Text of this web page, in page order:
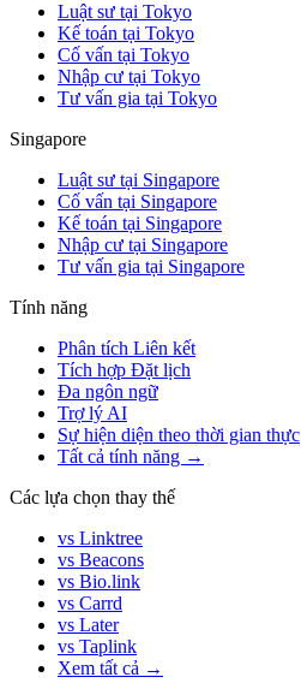
Luật sư tại Tokyo
Kế toán tại Tokyo
Cố vấn tại Tokyo
Nhập cư tại Tokyo
Tư vấn gia tại Tokyo
Singapore
Luật sư tại Singapore
Cố vấn tại Singapore
Kế toán tại Singapore
Nhập cư tại Singapore
Tư vấn gia tại Singapore
Tính năng
Phân tích Liên kết
Tích hợp Đặt lịch
Đa ngôn ngữ
Trợ lý AI
Sự hiện diện theo thời gian thực
Tất cả tính năng →
Các lựa chọn thay thế
vs Linktree
vs Beacons
vs Bio.link
vs Carrd
vs Later
vs Taplink
Xem tất cả →